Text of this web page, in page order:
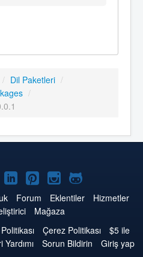
/ Dil Paketleri /
/
LinkedIn'de
Joomla
Pinterest'de
Joomla
Instagram'da
Joomla
GitHub'da
Joomla
Forum Eklentiler
Hizmetler
Mağaza
Çerez Politikası
$5 ile
Yardımı Sorun Bildirin
Giriş yap